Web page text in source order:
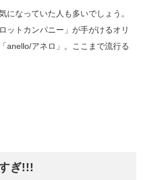
になっていた人も多いでしょう。
ットカンパニー」が手がけるオリ
anello/アネロ」。ここまで流行る
ぎ!!!